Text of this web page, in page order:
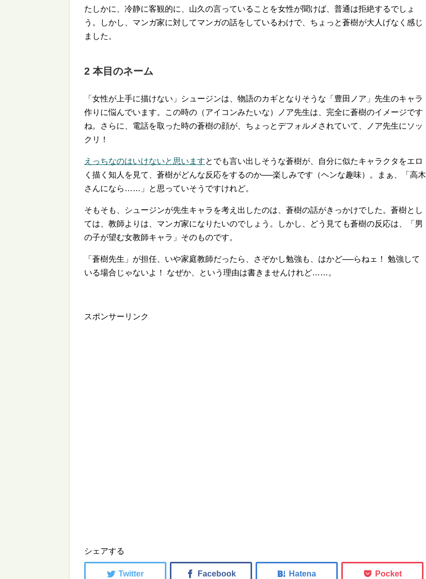
たしかに、冷静に客観的に、山久の言っていることを女性が聞けば、普通は拒絶するでしょ
う。しかし、マンガ家に対してマンガの話をしているわけで、ちょっと蒼樹が大人げなく感じ
ました。
2 本目のネーム
「女性が上手に描けない」シュージンは、物語のカギとなりそうな「豊田ノア」先生のキャラ
作りに悩んでいます。この時の（アイコンみたいな）ノア先生は、完全に蒼樹のイメージです
ね。さらに、電話を取った時の蒼樹の顔が、ちょっとデフォルメされていて、ノア先生にソッ
クリ！
えっちなのはいけないと思いますとでも言い出しそうな蒼樹が、自分に似たキャラクタをエロ
く描く知人を見て、蒼樹がどんな反応をするのか──楽しみです（ヘンな趣味）。まぁ、「高木
さんになら……」と思っていそうですけれど。
そもそも、シュージンが先生キャラを考え出したのは、蒼樹の話がきっかけでした。蒼樹とし
ては、教師よりは、マンガ家になりたいのでしょう。しかし、どう見ても蒼樹の反応は、「男
の子が望む女教師キャラ」そのものです。
「蒼樹先生」が担任、いや家庭教師だったら、さぞかし勉強も、はかど──らねェ！ 勉強して
いる場合じゃないよ！ なぜか、という理由は書きませんけれど……。
スポンサーリンク
シェアする